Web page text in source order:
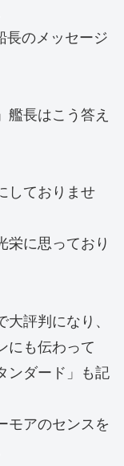
長のメッセージ
艦長はこう答え
しておりませ
栄に思っており
評判になり、
にも伝わって
ンダード」も記
モアのセンスを